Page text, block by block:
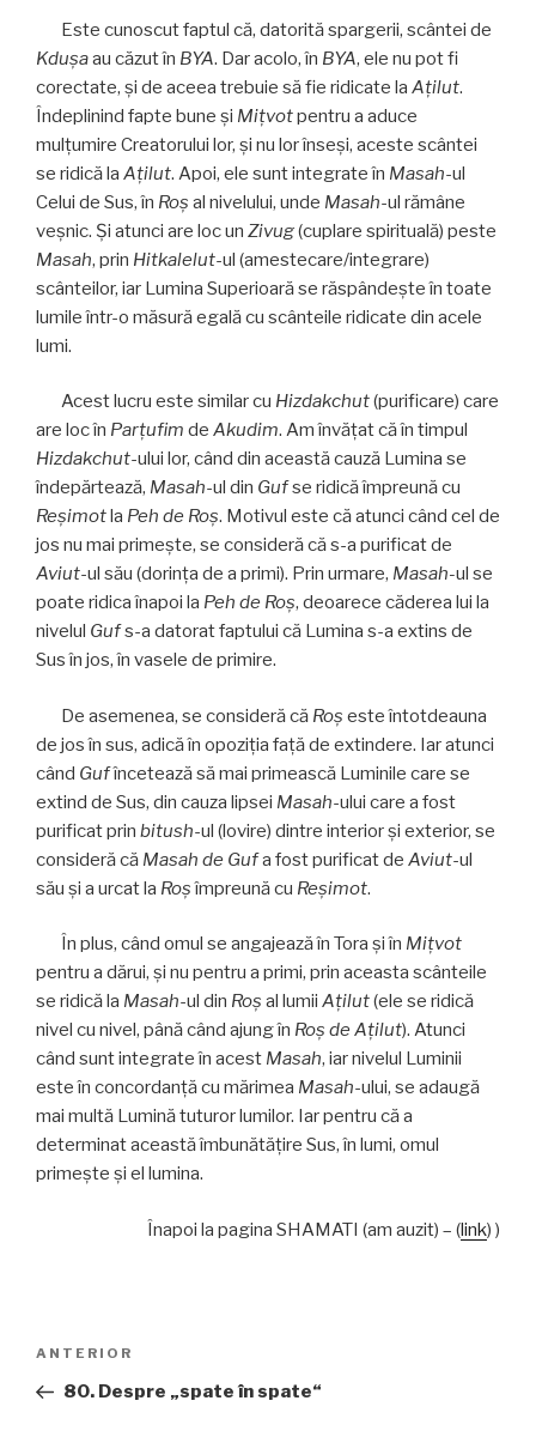
Este cunoscut faptul că, datorită spargerii, scântei de
Kduşaau căzut în BYA. Dar acolo, în BYA, ele nu pot fi
corectate, şi de aceea trebuie să fie ridicate la Ațilut.
Îndeplinind fapte bune şi Mițvotpentru a aduce
mulţumire Creatorului lor, şi nu lor înseşi, aceste scântei
se ridică la Ațilut. Apoi, ele sunt integrate în Masah-ul
Celui de Sus, în Roş al nivelului, unde Masah-ul rămâne
veşnic. Şi atunci are loc un Zivug(cuplare spirituală) peste
Masah, prin Hitkalelut-ul (amestecare/integrare)
scânteilor, iar Lumina Superioară se răspândeşte în toate
lumile într-o măsură egală cu scânteile ridicate din acele
lumi.
Acest lucru este similar cu Hizdakchut(purificare) care
are loc în Parţufim de Akudim. Am învăţat că în timpul
Hizdakchut-ului lor, când din această cauză Lumina se
îndepărtează, Masah-ul din Gufse ridică împreună cu
Reşimot la Peh de Roş. Motivul este că atunci când cel de
jos nu mai primeşte, se consideră că s-a purificat de
Aviut-ul său (dorinţa de a primi). Prin urmare, Masah-ul se
poate ridica înapoi la Peh de Roş, deoarece căderea lui la
nivelul Gufs-a datorat faptului că Lumina s-a extins de
Sus în jos, în vasele de primire.
De asemenea, se consideră că Roş este întotdeauna
de jos în sus, adică în opoziţia faţă de extindere. Iar atunci
când Gufîncetează să mai primească Luminile care se
extind de Sus, din cauza lipsei Masah-ului care a fost
purificat prin bitush-ul (lovire) dintre interior şi exterior, se
consideră că Masah de Gufa fost purificat de Aviut-ul
său şi a urcat la Roşîmpreună cu Reşimot.
În plus, când omul se angajează în Tora şi în Mițvot
pentru a dărui, şi nu pentru a primi, prin aceasta scânteile
se ridică la Masah-ul din Roş al lumii Ațilut(ele se ridică
nivel cu nivel, până când ajung în Roş de Ațilut). Atunci
când sunt integrate în acest Masah, iar nivelul Luminii
este în concordanţă cu mărimea Masah-ului, se adaugă
mai multă Lumină tuturor lumilor. Iar pentru că a
determinat această îmbunătăţire Sus, în lumi, omul
primeşte şi el lumina.
Înapoi la pagina SHAMATI (am auzit) – (link) )
articole
Articolul
anterior
ANTERIOR
80. Despre „spate în spate“